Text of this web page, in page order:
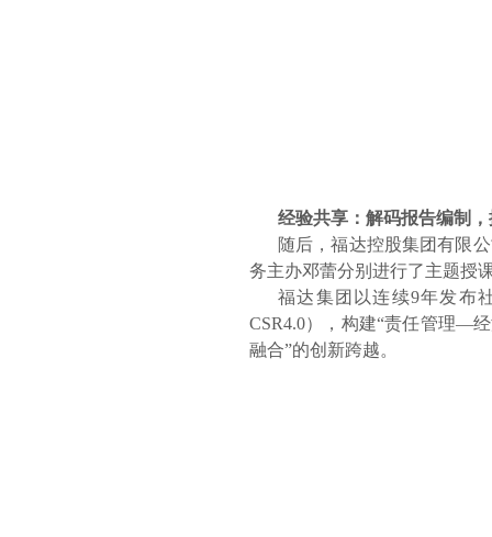
经验共享：解码报告编制
随后，福达控股集团有限
务主办邓蕾分别进行了主题授
福达集团以连续9年发布
CSR4.0），构建“责任管理—
融合”的创新跨越。